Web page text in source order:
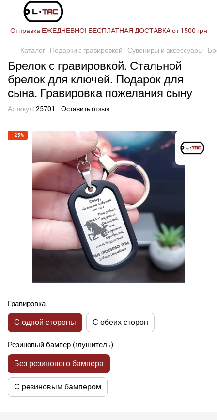
Отправка ЕЖЕДНЕВНО! БЕСПЛАТНАЯ ДОСТАВКА от 1500 грн
Каталог Подарки с гравировкой Сувениры и аксессуары
Брелок с гравировкой. Стальной
брелок для ключей. Подарок для
сына. Гравировка пожелания сыну
Артикул:25701 Оставить отзыв
−25%
Гравировка
С одной стороны С обеих сторон
Резиновый бампер (глушитель)
Без резинового бампера
С резиновым бампером